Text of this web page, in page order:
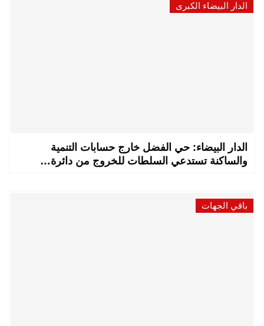
الدار البيضاء الكبرى
الدار البيضاء: حي الفضل خارج حسابات التنمية
والساكنة تستدعي السلطات للخروج من دائرة…
باقي الجهات